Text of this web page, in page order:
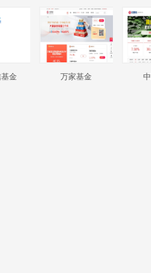
金 万家基金